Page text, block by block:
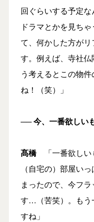
回ぐらいする予定
ドラマとかを見ち
て、何かした方が
す。例えば、寺社
う考えるとこの物
ね！（笑）」
── 今、一番欲しい
髙橋「一番欲しい
（自宅の）部屋い
まったので、今フ
す…（苦笑）。もう
すね」